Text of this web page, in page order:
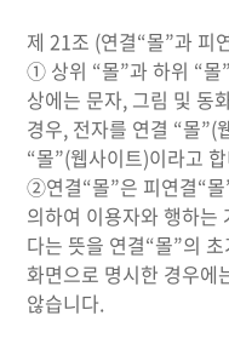
제 21조 (연결“몰”과 피
① 상위 “몰”과 하위 “몰
상에는 문자, 그림 및 동
경우, 전자를 연결 “몰”(
“몰”(웹사이트)이라고
②연결“몰”은 피연결“몰
의하여 이용자와 행하는
다는 뜻을 연결“몰”의
화면으로 명시한 경우에
않습니다.